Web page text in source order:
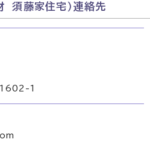
須藤家住宅）連絡先
1602-1